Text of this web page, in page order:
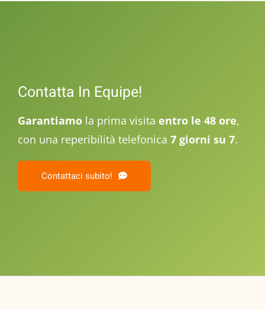
Contatta In Equipe!
Garantiamola prima visita entro le 48 ore,
con una reperibilità telefonica 7 giorni su 7.
Contattaci subito!